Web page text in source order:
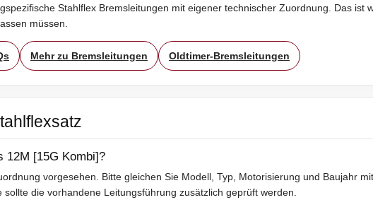
Stahlflex Bremsleitungen mit eigener technischer Zuordnung. Das ist
müssen.
Mehr zu Bremsleitungen Oldtimer-Bremsleitungen
12M [15G Kombi]?
vorgesehen. Bitte gleichen Sie Modell, Typ, Motorisierung und Baujahr
die vorhandene Leitungsführung zusätzlich geprüft werden.